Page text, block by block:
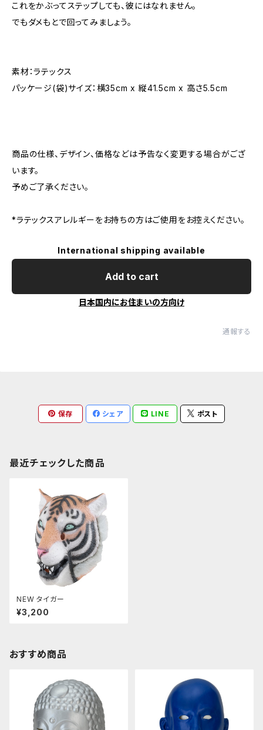
これをかぶってステップしても、彼にはなれません。
でもダメもとで回ってみましょう。
素材：ラテックス
パッケージ(袋)サイズ：横35cm x 縦41.5cm x 高さ5.5cm
商品の仕様、デザイン、価格などは予告なく変更する場合がござ
います。
予めご了承ください。
*ラテックスアレルギーをお持ちの方はご使用をお控えください。
International shipping available
Add to cart
日本国内にお住まいの方向け
通報する
保存 シェア LINE ポスト
最近チェックした商品
NEW タイガー
¥3,200
おすすめ商品